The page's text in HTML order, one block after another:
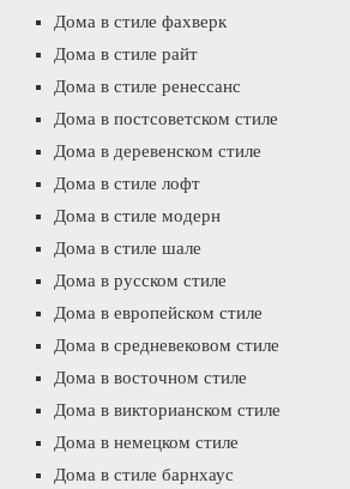
Дома в стиле фахверк
Дома в стиле райт
Дома в стиле ренессанс
Дома в постсоветском стиле
Дома в деревенском стиле
Дома в стиле лофт
Дома в стиле модерн
Дома в стиле шале
Дома в русском стиле
Дома в европейском стиле
Дома в средневековом стиле
Дома в восточном стиле
Дома в викторианском стиле
Дома в немецком стиле
Дома в стиле барнхаус